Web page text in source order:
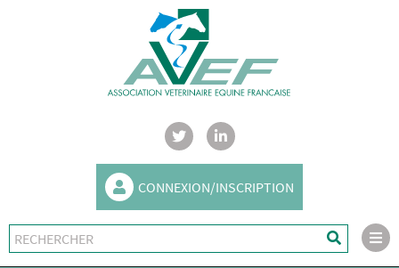
CONNEXION/INSCRIPTION